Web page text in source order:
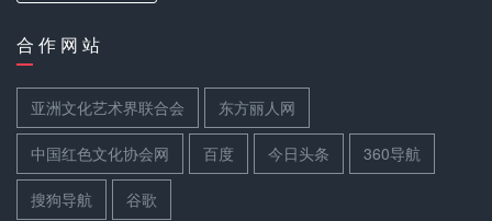
合 作 网 站
亚洲文化艺术界联合会 东方丽人网
中国红色文化协会网 百度 今日头条 360导航
搜狗导航 谷歌